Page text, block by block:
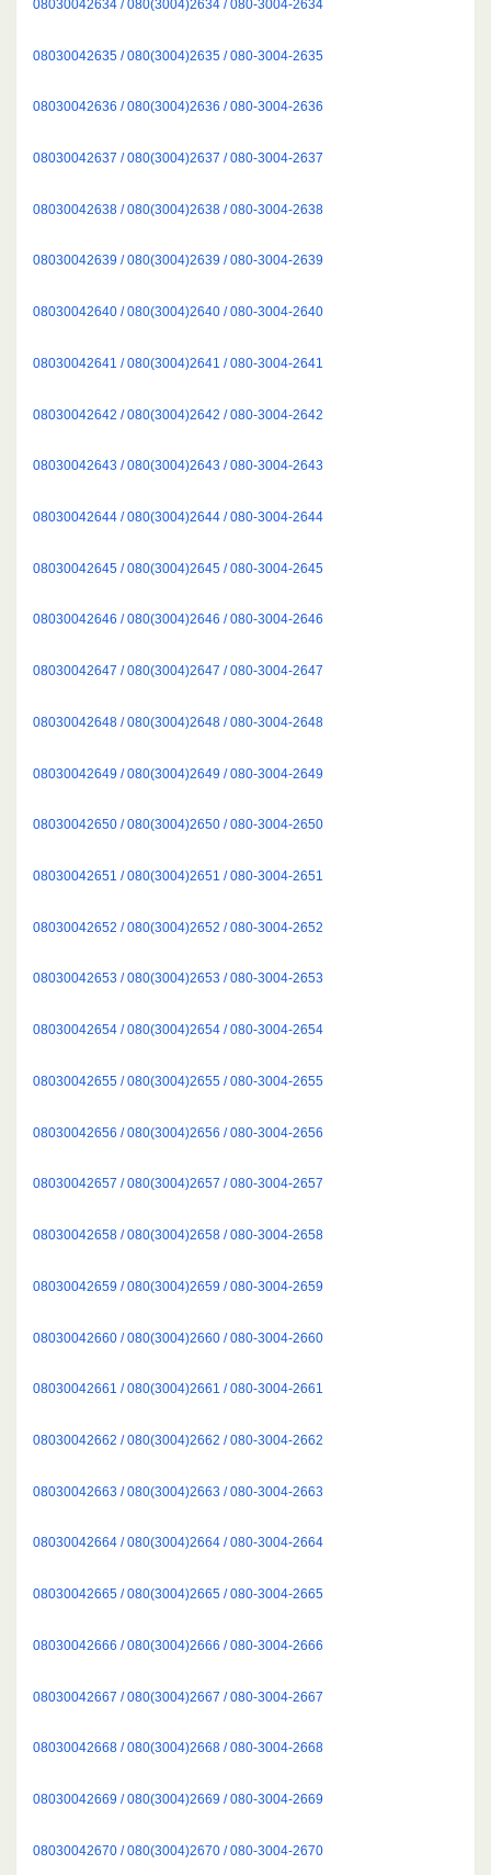
08030042634 / 080(3004)2634 / 080-3004-2634
08030042635 / 080(3004)2635 / 080-3004-2635
08030042636 / 080(3004)2636 / 080-3004-2636
08030042637 / 080(3004)2637 / 080-3004-2637
08030042638 / 080(3004)2638 / 080-3004-2638
08030042639 / 080(3004)2639 / 080-3004-2639
08030042640 / 080(3004)2640 / 080-3004-2640
08030042641 / 080(3004)2641 / 080-3004-2641
08030042642 / 080(3004)2642 / 080-3004-2642
08030042643 / 080(3004)2643 / 080-3004-2643
08030042644 / 080(3004)2644 / 080-3004-2644
08030042645 / 080(3004)2645 / 080-3004-2645
08030042646 / 080(3004)2646 / 080-3004-2646
08030042647 / 080(3004)2647 / 080-3004-2647
08030042648 / 080(3004)2648 / 080-3004-2648
08030042649 / 080(3004)2649 / 080-3004-2649
08030042650 / 080(3004)2650 / 080-3004-2650
08030042651 / 080(3004)2651 / 080-3004-2651
08030042652 / 080(3004)2652 / 080-3004-2652
08030042653 / 080(3004)2653 / 080-3004-2653
08030042654 / 080(3004)2654 / 080-3004-2654
08030042655 / 080(3004)2655 / 080-3004-2655
08030042656 / 080(3004)2656 / 080-3004-2656
08030042657 / 080(3004)2657 / 080-3004-2657
08030042658 / 080(3004)2658 / 080-3004-2658
08030042659 / 080(3004)2659 / 080-3004-2659
08030042660 / 080(3004)2660 / 080-3004-2660
08030042661 / 080(3004)2661 / 080-3004-2661
08030042662 / 080(3004)2662 / 080-3004-2662
08030042663 / 080(3004)2663 / 080-3004-2663
08030042664 / 080(3004)2664 / 080-3004-2664
08030042665 / 080(3004)2665 / 080-3004-2665
08030042666 / 080(3004)2666 / 080-3004-2666
08030042667 / 080(3004)2667 / 080-3004-2667
08030042668 / 080(3004)2668 / 080-3004-2668
08030042669 / 080(3004)2669 / 080-3004-2669
08030042670 / 080(3004)2670 / 080-3004-2670